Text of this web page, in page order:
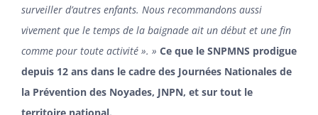
surveiller d’autres enfants. Nous recommandons aussi
vivement que le temps de la baignade ait un début et une fin
comme pour toute activité ». » Ce que le SNPMNS prodigue
depuis 12 ans dans le cadre des Journées Nationales de
la Prévention des Noyades, JNPN, et sur tout le